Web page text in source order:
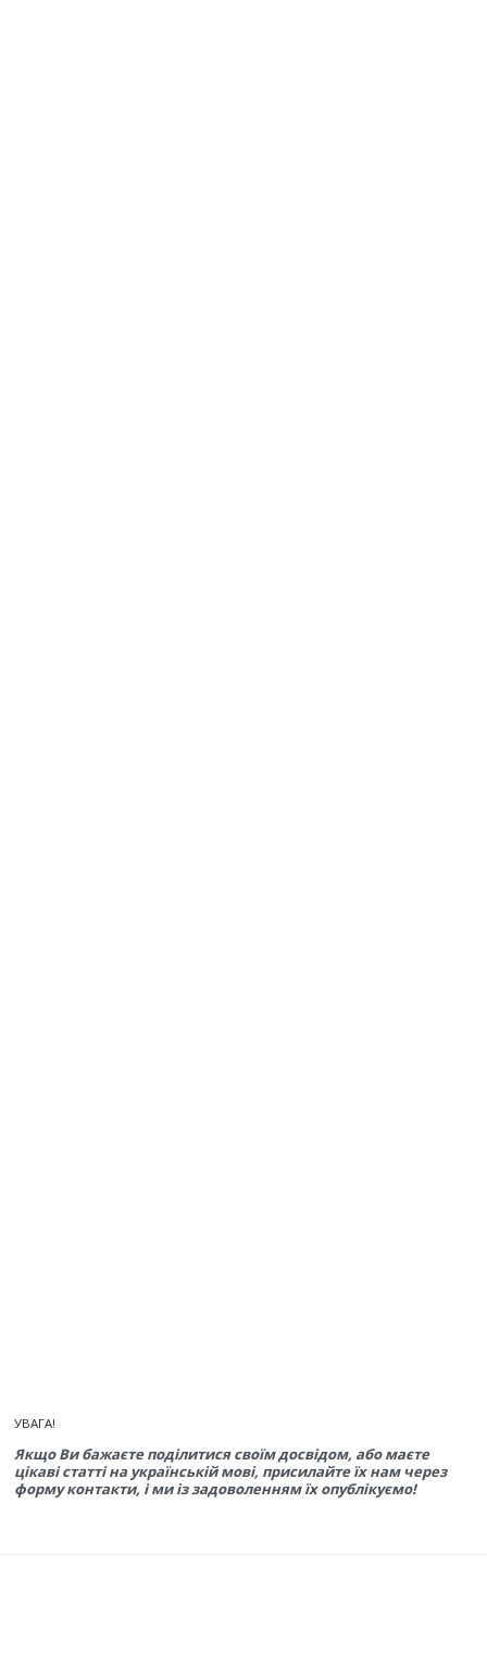
УВАГА!
Якщо Ви бажаєте поділитися своїм досвідом, або маєте
цікаві статті на українській мові, присилайте їх нам через
форму контакти, і ми із задоволенням їх опублікуємо!